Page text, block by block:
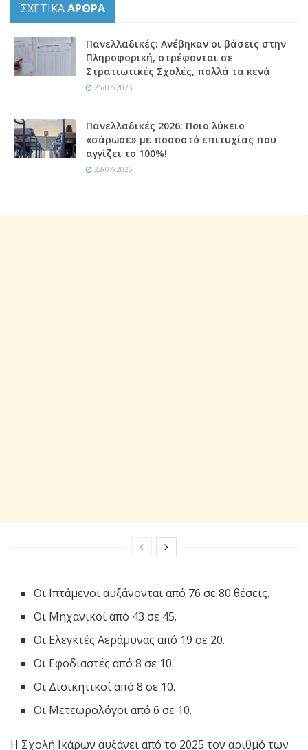
ΣΧΕΤΙΚΑΑΡΘΡΑ
Πανελλαδικές: Ανέβηκαν οι βάσεις στην
Πληροφορική, στρέφονται σε
Στρατιωτικές Σχολές, πολλά τα κενά
25/07/2026
Πανελλαδικές 2026: Ποιο λύκειο
«σάρωσε» με ποσοστό επιτυχίας που
αγγίζει το 100%!
23/07/2026
Οι Ιπτάμενοι αυξάνονται από 76 σε 80 θέσεις.
Οι Μηχανικοί από 43 σε 45.
Οι Ελεγκτές Αεράμυνας από 19 σε 20.
Οι Εφοδιαστές από 8 σε 10.
Οι Διοικητικοί από 8 σε 10.
Οι Μετεωρολόγοι από 6 σε 10.
Η Σχολή Ικάρων αυξάνει από το 2025 τον αριθμό των